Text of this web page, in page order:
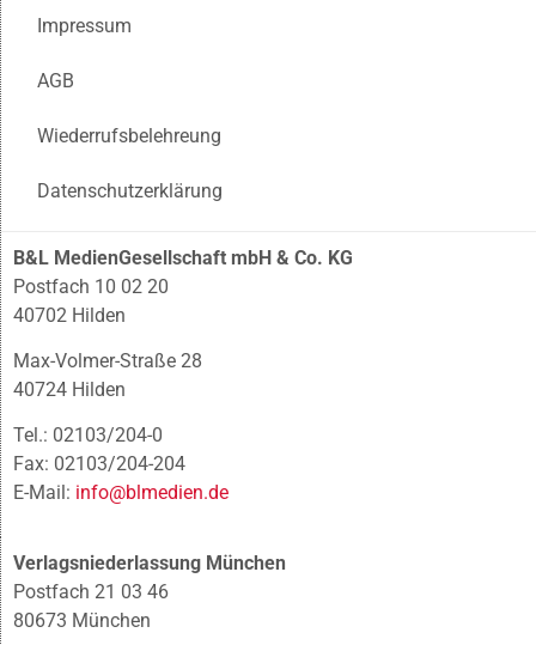
Impressum
AGB
Wiederrufsbelehreung
Datenschutzerklärung
B&L MedienGesellschaft mbH & Co. KG
Postfach 10 02 20
40702 Hilden
Max-Volmer-Straße 28
40724 Hilden
Tel.: 02103/204-0
Fax: 02103/204-204
E-Mail: info@blmedien.de
Verlagsniederlassung München
Postfach 21 03 46
80673 München